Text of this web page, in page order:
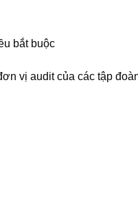
bắt buộc
vị audit của các tập